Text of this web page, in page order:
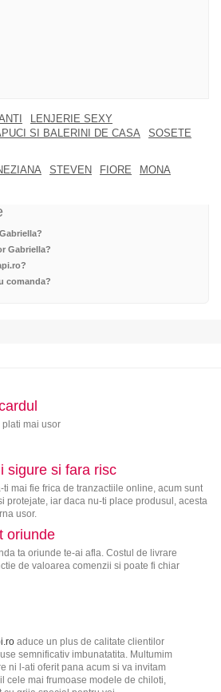
LENJERIE SEXY
SI BALERINI DE CASA
SOSETE
STEVEN FIORE
MONA
Gabriella?
comanda?
plati mai usor
sigure si fara risc
ti mai fie frica de tranzactiile online, acum sunt
protejate, iar daca nu-ti place produsul, acesta
usor.
oriunde
ta oriunde te-ai afla. Costul de livrare
de valoarea comenzii si poate fi chiar
aduce un plus de calitate clientilor
semnificativ imbunatatita. Multumim
ni l-ati oferit pana acum si va invitam
cele mai frumoase modele de chiloti,